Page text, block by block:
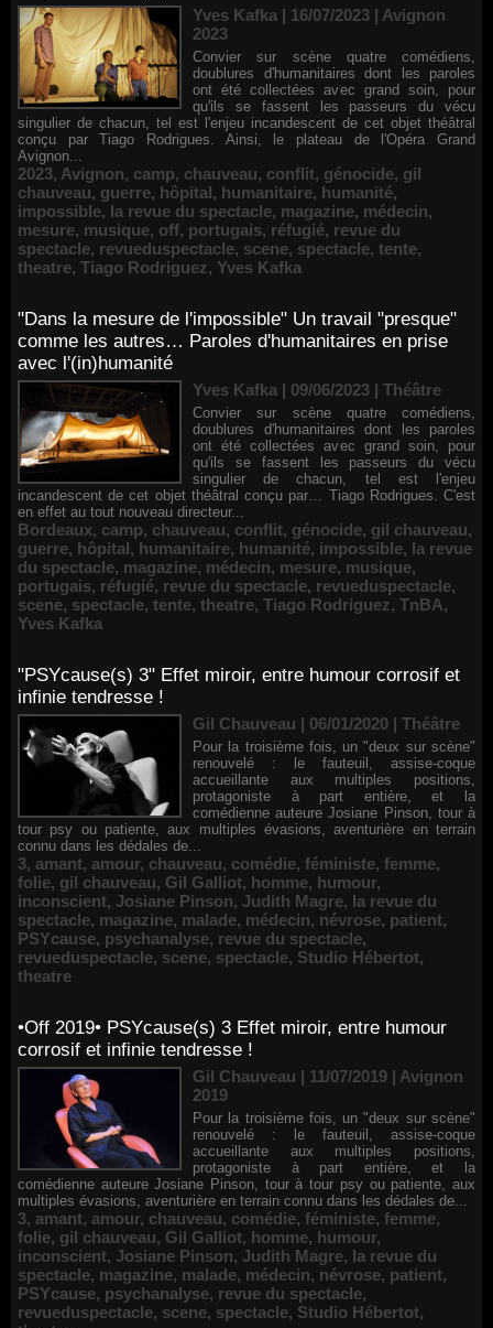
Yves Kafka | 16/07/2023 | Avignon
2023
Convier sur scène quatre comédiens,
doublures d'humanitaires dont les paroles
ont été collectées avec grand soin, pour
qu'ils se fassent les passeurs du vécu
singulier de chacun, tel est l'enjeu incandescent de cet objet théâtral
conçu par Tiago Rodrigues. Ainsi, le plateau de l'Opéra Grand
Avignon...
2023, Avignon, camp, chauveau, conflit, génocide, gil
chauveau, guerre, hôpital, humanitaire, humanité,
impossible, la revue du spectacle, magazine, médecin,
mesure, musique, off, portugais, réfugié, revue du
spectacle, revueduspectacle, scene, spectacle, tente,
theatre, Tiago Rodriguez, Yves Kafka
"Dans la mesure de l'impossible" Un travail "presque"
comme les autres… Paroles d'humanitaires en prise
avec l'(in)humanité
Yves Kafka | 09/06/2023 | Théâtre
Convier sur scène quatre comédiens,
doublures d'humanitaires dont les paroles
ont été collectées avec grand soin, pour
qu'ils se fassent les passeurs du vécu
singulier de chacun, tel est l'enjeu
incandescent de cet objet théâtral conçu par… Tiago Rodrigues. C'est
en effet au tout nouveau directeur...
Bordeaux, camp, chauveau, conflit, génocide, gil chauveau,
guerre, hôpital, humanitaire, humanité, impossible, la revue
du spectacle, magazine, médecin, mesure, musique,
portugais, réfugié, revue du spectacle, revueduspectacle,
scene, spectacle, tente, theatre, Tiago Rodriguez, TnBA,
Yves Kafka
"PSYcause(s) 3" Effet miroir, entre humour corrosif et
infinie tendresse !
Gil Chauveau | 06/01/2020 | Théâtre
Pour la troisième fois, un "deux sur scène"
renouvelé : le fauteuil, assise-coque
accueillante aux multiples positions,
protagoniste à part entière, et la
comédienne auteure Josiane Pinson, tour à
tour psy ou patiente, aux multiples évasions, aventurière en terrain
connu dans les dédales de...
3, amant, amour, chauveau, comédie, féministe, femme,
folie, gil chauveau, Gil Galliot, homme, humour,
inconscient, Josiane Pinson, Judith Magre, la revue du
spectacle, magazine, malade, médecin, névrose, patient,
PSYcause, psychanalyse, revue du spectacle,
revueduspectacle, scene, spectacle, Studio Hébertot,
theatre
•Off 2019• PSYcause(s) 3 Effet miroir, entre humour
corrosif et infinie tendresse !
Gil Chauveau | 11/07/2019 | Avignon
2019
Pour la troisième fois, un "deux sur scène"
renouvelé : le fauteuil, assise-coque
accueillante aux multiples positions,
protagoniste à part entière, et la
comédienne auteure Josiane Pinson, tour à tour psy ou patiente, aux
multiples évasions, aventurière en terrain connu dans les dédales de...
3, amant, amour, chauveau, comédie, féministe, femme,
folie, gil chauveau, Gil Galliot, homme, humour,
inconscient, Josiane Pinson, Judith Magre, la revue du
spectacle, magazine, malade, médecin, névrose, patient,
PSYcause, psychanalyse, revue du spectacle,
revueduspectacle, scene, spectacle, Studio Hébertot,